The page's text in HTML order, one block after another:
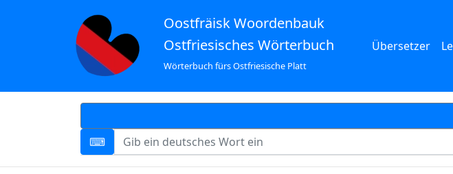
Oostfräisk Woordenbauk
Ostfriesisches Wörterbuch
Wörterbuch fürs Ostfriesische Platt
Übersetzer